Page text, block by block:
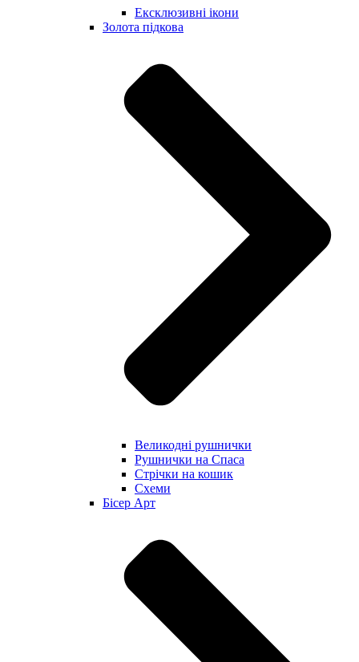
Ексклюзивні ікони
Золота підкова
Великодні рушнички
Рушнички на Спаса
Стрічки на кошик
Схеми
Бісер Арт